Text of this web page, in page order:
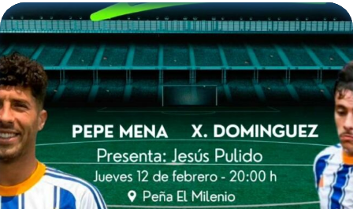
ACOGE
LA
CHARLA-
COLOQUIO
CON
PROTAGONISTAS
DEL
DECANO